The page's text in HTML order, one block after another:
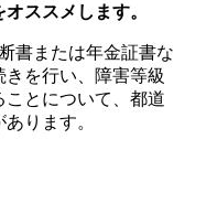
ススメします。
書または年金証書な
を行い、障害等級
とについて、都道
ります。